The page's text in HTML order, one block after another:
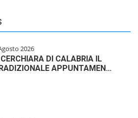
2026
DI CALABRIA IL
APPUNTAMEN…